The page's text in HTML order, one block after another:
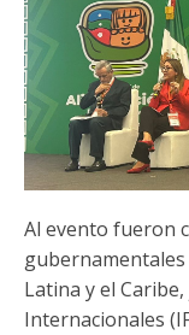
Al evento fueron
gubernamentales
Latina y el
Internacionales